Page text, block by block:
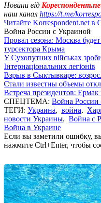
Новини від
наш канал https://t.me/
Читайте Korrespondent.net в
Война России с Украиной
Провал сезона: Москва
турсектора Крыма
У Сухопутних військах
Інтернаціональних легіонів
Взрыв в Сыктывкаре:
Стали известны объемы
Встреча президентов:
СПЕЦТЕМА: Война России
ТЕГИ: Украина, война,
новости Украины, Война с
Война в Украине
Если вы заметили ошибку,
нажмите Ctrl+Enter, чтобы